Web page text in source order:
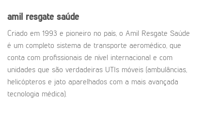
amil resgate saúde
Criado em 1993 e pioneiro no país, o Amil Resgate Saúde
é um completo sistema de transporte aeromédico, que
conta com profissionais de nível internacional e com
unidades que são verdadeiras UTIs móveis (ambulâncias,
helicópteros e jato aparelhados com a mais avançada
tecnologia médica).